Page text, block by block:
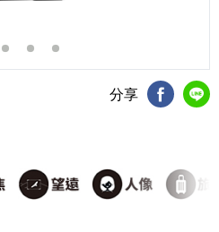
分享
FB分享